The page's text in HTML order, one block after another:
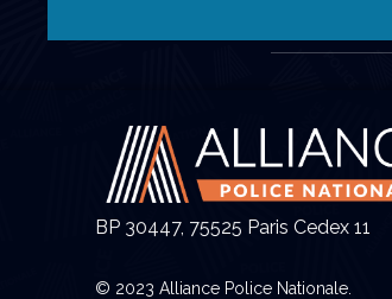
BP 30447, 75525 Paris Cedex 11
© 2023 Alliance Police Nationale.